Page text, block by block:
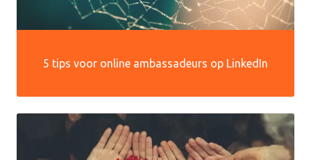
5 tips voor online ambassadeurs op LinkedIn